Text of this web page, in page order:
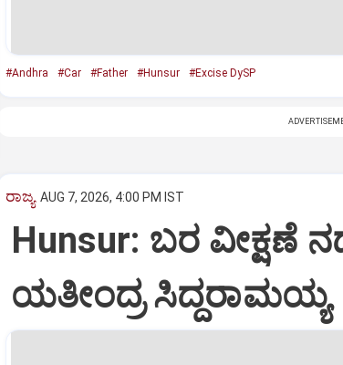
#Andhra #Car #Father #Hunsur #Excise DySP
ರಾಜ್ಯ AUG 7, 2026, 4:00 PM IST
Hunsur: ಬರ ವೀಕ್ಷಣೆ
ಯತೀಂದ್ರ ಸಿದ್ದರಾಮಯ್ಯ